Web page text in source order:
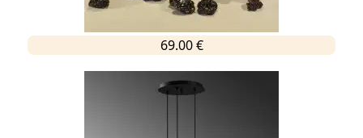
69.00 €